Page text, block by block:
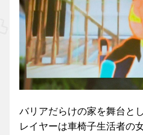
バリアだらけの家を舞台と
レイヤーは車椅子生活者の